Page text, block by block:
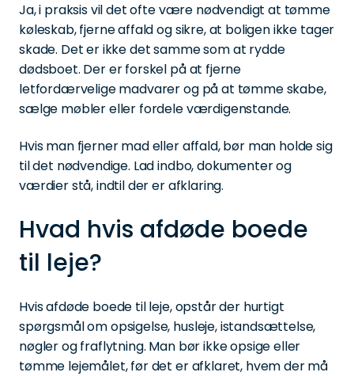
Ja, i praksis vil det ofte være nødvendigt at tømme
køleskab, fjerne affald og sikre, at boligen ikke tager
skade. Det er ikke det samme som at rydde
dødsboet. Der er forskel på at fjerne
letfordærvelige madvarer og på at tømme skabe,
sælge møbler eller fordele værdigenstande.
Hvis man fjerner mad eller affald, bør man holde sig
til det nødvendige. Lad indbo, dokumenter og
værdier stå, indtil der er afklaring.
Hvad hvis afdøde boede
til leje?
Hvis afdøde boede til leje, opstår der hurtigt
spørgsmål om opsigelse, husleje, istandsættelse,
nøgler og fraflytning. Man bør ikke opsige eller
tømme lejemålet, før det er afklaret, hvem der må